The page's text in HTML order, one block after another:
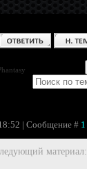
| Сообщение # 1
материал: